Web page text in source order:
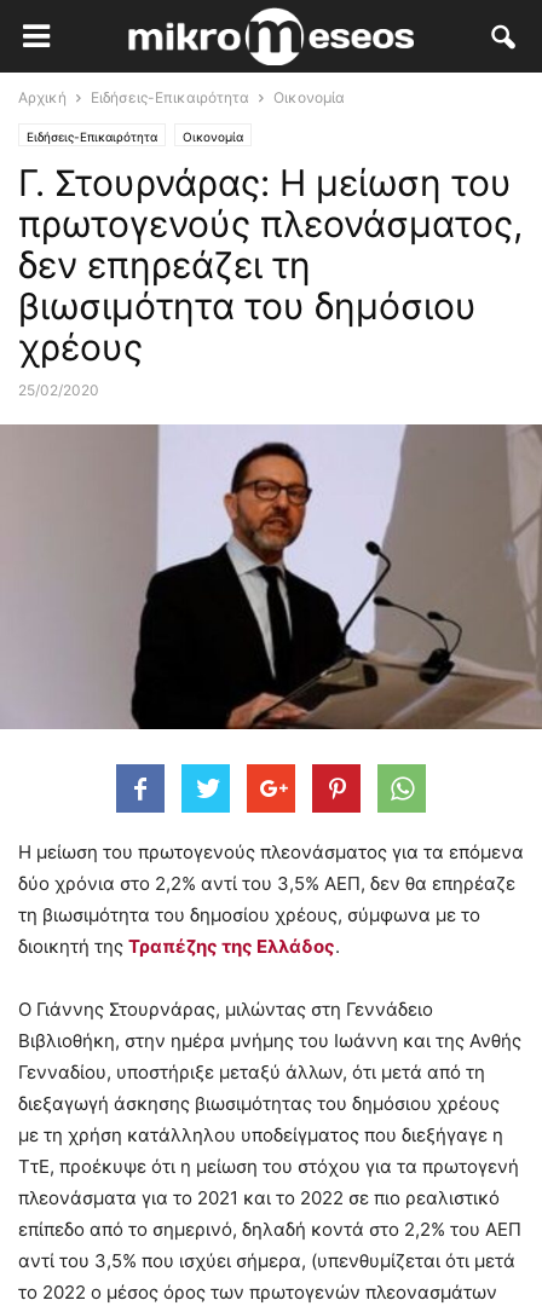
Αρχική Ειδήσεις-Επικαιρότητα Οικονομία
Ειδήσεις-Επικαιρότητα Οικονομία
Γ. Στουρνάρας: Η μείωση του
πρωτογενούς πλεονάσματος,
δεν επηρεάζει τη
βιωσιμότητα του δημόσιου
χρέους
25/02/2020
Η μείωση του πρωτογενούς πλεονάσματος για τα επόμενα
δύο χρόνια στο 2,2% αντί του 3,5% ΑΕΠ, δεν θα επηρέαζε
τη βιωσιμότητα του δημοσίου χρέους, σύμφωνα με το
διοικητή της Τραπέζης της Ελλάδος.
Ο Γιάννης Στουρνάρας, μιλώντας στη Γεννάδειο
Βιβλιοθήκη, στην ημέρα μνήμης του Ιωάννη και της Ανθής
Γενναδίου, υποστήριξε μεταξύ άλλων, ότι μετά από τη
διεξαγωγή άσκησης βιωσιμότητας του δημόσιου χρέους
με τη χρήση κατάλληλου υποδείγματος που διεξήγαγε η
ΤτΕ, προέκυψε ότι η μείωση του στόχου για τα πρωτογενή
πλεονάσματα για το 2021 και το 2022 σε πιο ρεαλιστικό
επίπεδο από το σημερινό, δηλαδή κοντά στο 2,2% του ΑΕΠ
αντί του 3,5% που ισχύει σήμερα, (υπενθυμίζεται ότι μετά
το 2022 ο μέσος όρος των πρωτογενών πλεονασμάτων